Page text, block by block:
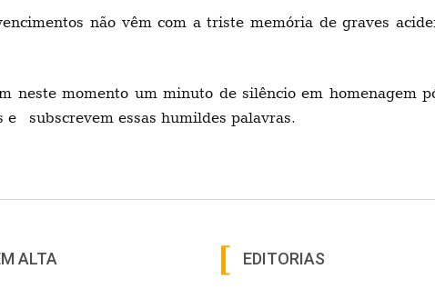
não vêm com a triste memória de graves
neste momento um minuto de silêncio em homenagem
e subscrevem essas humildes palavras.
ALTA EDITORIAS